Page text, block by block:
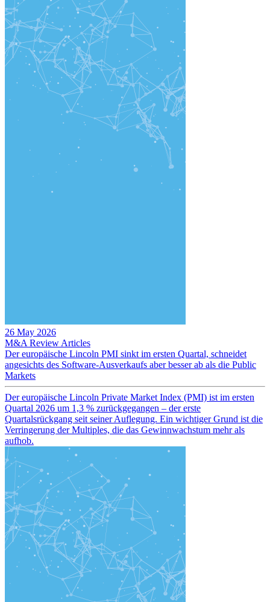
26 May 2026
M&A Review Articles
Der europäische Lincoln PMI sinkt im ersten Quartal, schneidet
angesichts des Software-Ausverkaufs aber besser ab als die Public
Markets
Der europäische Lincoln Private Market Index (PMI) ist im ersten
Quartal 2026 um 1,3 % zurückgegangen – der erste
Quartalsrückgang seit seiner Auflegung. Ein wichtiger Grund ist die
Verringerung der Multiples, die das Gewinnwachstum mehr als
aufhob.